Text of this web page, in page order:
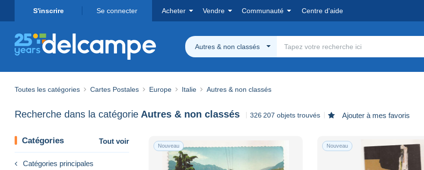
S'inscrire Se connecter Acheter Vendre Communauté Centre d'aide
Autres & non classés
Toutes les catégories Cartes Postales Europe Italie Autres & non classés
Recherche dans la catégorie Autres & non classés 326 207 objets trouvés Ajouter à mes favoris
Catégories Tout voir
Catégories principales
Nouveau Nouveau